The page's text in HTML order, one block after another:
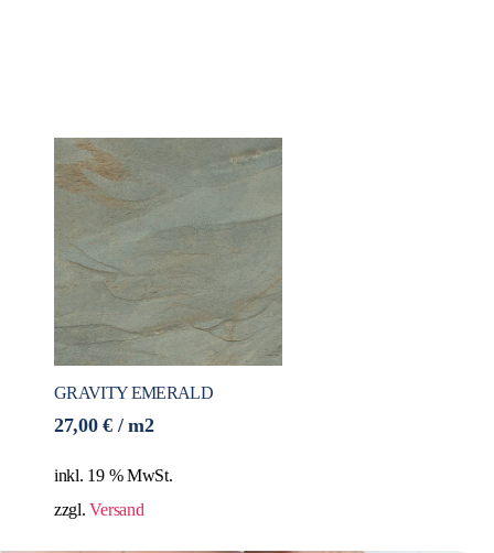
GRAVITY EMERALD
27,00€ / m2
inkl. 19 % MwSt.
zzgl.Versand